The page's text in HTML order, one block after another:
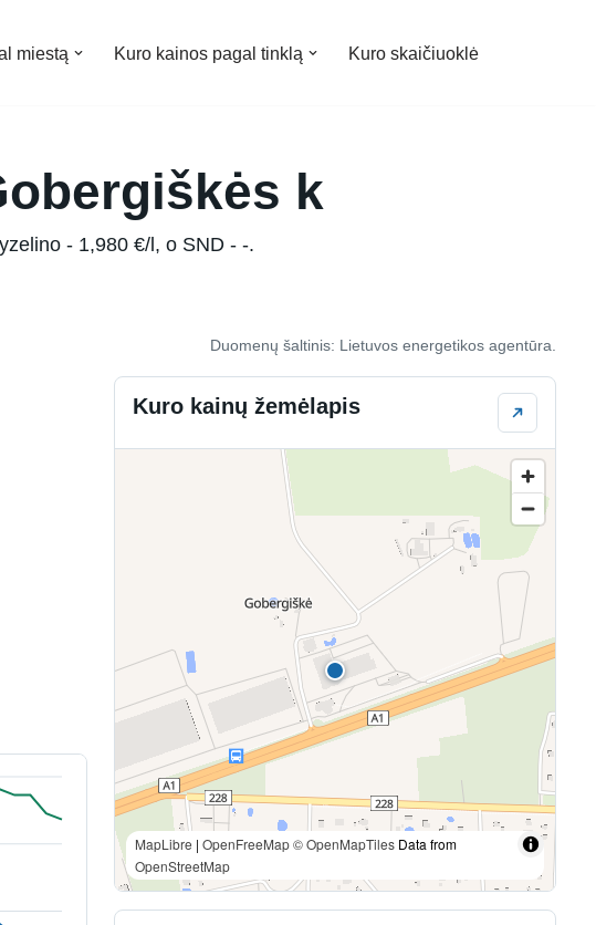
miestą Kuro kainos pagal tinklą Kuro skaičiuoklė
k
- 1,980 €/l, o SND - -.
Duomenų šaltinis: Lietuvos energetikos agentūra.
Kuro kainų žemėlapis
MapLibre | OpenFreeMap© OpenMapTiles Data from
OpenStreetMap